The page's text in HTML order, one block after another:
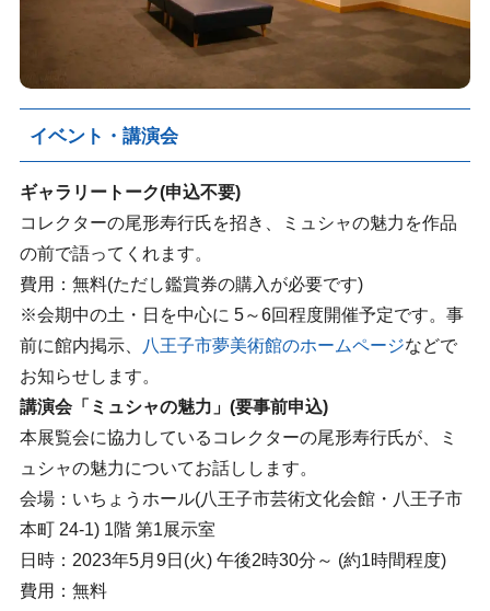
イベント・講演会
ギャラリートーク(申込不要)
コレクターの尾形寿行氏を招き、ミュシャの魅力を作品
の前で語ってくれます。
費用：無料(ただし鑑賞券の購入が必要です)
※会期中の土・日を中心に 5～6回程度開催予定です。事
前に館内掲示、
八王子市夢美術館のホームページなどで
お知らせします。
講演会「ミュシャの魅力」(要事前申込)
本展覧会に協力しているコレクターの尾形寿行氏が、ミ
ュシャの魅力についてお話しします。
会場：いちょうホール(八王子市芸術文化会館・八王子市
本町 24-1) 1階 第1展示室
日時：2023年5月9日(火) 午後2時30分～ (約1時間程度)
費用：無料